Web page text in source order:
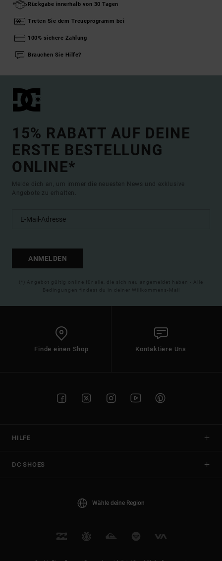
Rückgabe innerhalb von 30 Tagen
Treten Sie dem Treueprogramm bei
100% sichere Zahlung
Brauchen Sie Hilfe?
15% RABATT AUF DEINE
ERSTE BESTELLUNG
ONLINE*
Melde dich an, um immer die neuesten News und exklusive
Angebote zu erhalten.
ANMELDEN
(*) Angebot gültig online für alle, die sich neu angemeldet haben - Alle
Bedingungen findest du in deiner Willkommens-Mail
Finde einen Shop Kontaktiere Uns
HILFE
DC SHOES
Wähle deine Region